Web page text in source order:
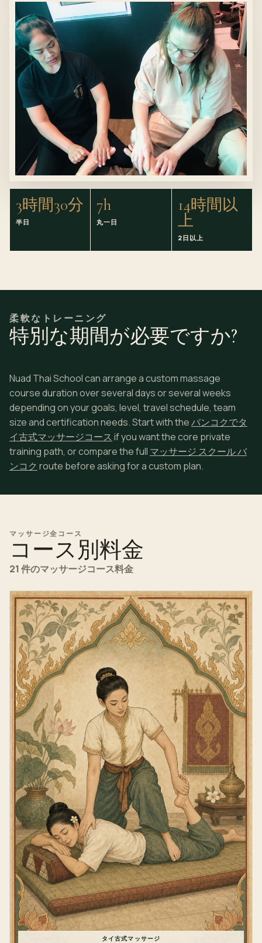
3時間30分
半日
7h
丸一日
14時間以
上
2日以上
柔軟なトレーニング
特別な期間が必要ですか?
Nuad Thai School can arrange a custom massage
course duration over several days or several weeks
depending on your goals, level, travel schedule, team
size and certification needs. Start with theバンコクでタ
イ古式マッサージコース if you want the core private
training path, or compare the full マッサージ スクール バ
ンコク route before asking for a custom plan.
マッサージ全コース
コース別料金
21 件のマッサージコース料金
タイ古式マッサージ